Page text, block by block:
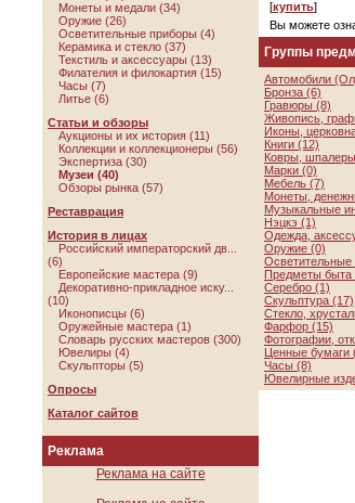
Монеты и медали (34)
Оружие (26)
Осветительные приборы (4)
Керамика и стекло (37)
Текстиль и аксессуары (13)
Филателия и филокартия (15)
Часы (7)
Литье (6)
Статьи и обзоры
Аукционы и их история (11)
Коллекции и коллекционеры (56)
Экспертиза (30)
Музеи (40)
Обзоры рынка (57)
Реставрация
История в лицах
Российский императорский дв...
(6)
Европейские мастера (9)
Декоративно-прикладное иску...
(10)
Иконописцы (6)
Оружейные мастера (1)
Словарь русских мастеров (300)
Ювелиры (4)
Скульпторы (5)
Опросы
Каталог сайтов
Реклама
Реклама на сайте
[купить]
Вы можете
Группы
Автомобили
Бронза (6)
Гравюры (8)
Живопись,
Иконы,
Книги (12)
Ковры,
Марки (0)
Мебель (7)
Монеты,
Музыкальные
Нэцкэ (1)
Одежда,
Оружие (0)
Осветительные
Предметы быта
Серебро (1)
Скульптура (17)
Стекло,
Фарфор (15)
Фотографии,
Ценные бумаги
Часы (8)
Ювелирные